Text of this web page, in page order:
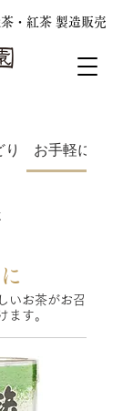
・紅茶 製造販売
お手軽に
いお茶がお召
ます。